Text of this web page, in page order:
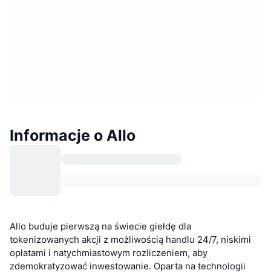
Informacje o Allo
Allo buduje pierwszą na świecie giełdę dla
tokenizowanych akcji z możliwością handlu 24/7, niskimi
opłatami i natychmiastowym rozliczeniem, aby
zdemokratyzować inwestowanie. Oparta na technologii